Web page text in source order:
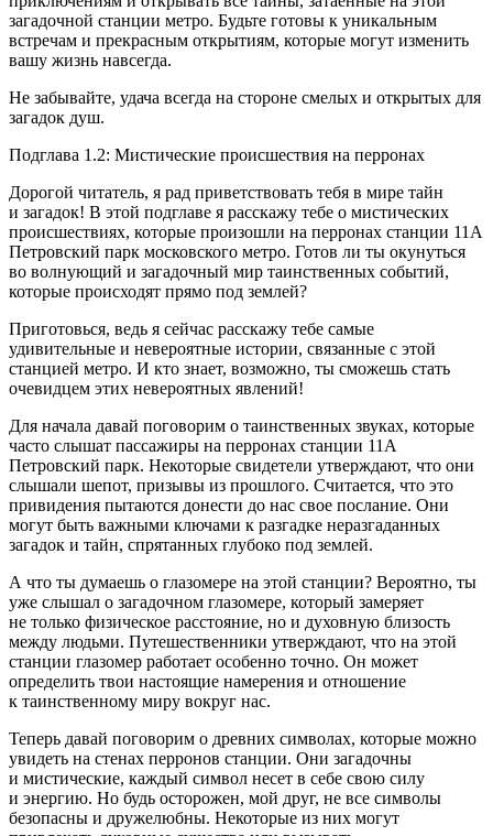
загадочной станции метро. Будьте готовы к уникальным
встречам и прекрасным открытиям, которые могут изменить
вашу жизнь навсегда.
Не забывайте, удача всегда на стороне смелых и открытых для
загадок душ.
Подглава 1.2: Мистические происшествия на перронах
Дорогой читатель, я рад приветствовать тебя в мире тайн
и загадок! В этой подглаве я расскажу тебе о мистических
происшествиях, которые произошли на перронах станции 11А
Петровский парк московского метро. Готов ли ты окунуться
во волнующий и загадочный мир таинственных событий,
которые происходят прямо под землей?
Приготовься, ведь я сейчас расскажу тебе самые
удивительные и невероятные истории, связанные с этой
станцией метро. И кто знает, возможно, ты сможешь стать
очевидцем этих невероятных явлений!
Для начала давай поговорим о таинственных звуках, которые
часто слышат пассажиры на перронах станции 11А
Петровский парк. Некоторые свидетели утверждают, что они
слышали шепот, призывы из прошлого. Считается, что это
привидения пытаются донести до нас свое послание. Они
могут быть важными ключами к разгадке неразгаданных
загадок и тайн, спрятанных глубоко под землей.
А что ты думаешь о глазомере на этой станции? Вероятно, ты
уже слышал о загадочном глазомере, который замеряет
не только физическое расстояние, но и духовную близость
между людьми. Путешественники утверждают, что на этой
станции глазомер работает особенно точно. Он может
определить твои настоящие намерения и отношение
к таинственному миру вокруг нас.
Теперь давай поговорим о древних символах, которые можно
увидеть на стенах перронов станции. Они загадочны
и мистические, каждый символ несет в себе свою силу
и энергию. Но будь осторожен, мой друг, не все символы
безопасны и дружелюбны. Некоторые из них могут